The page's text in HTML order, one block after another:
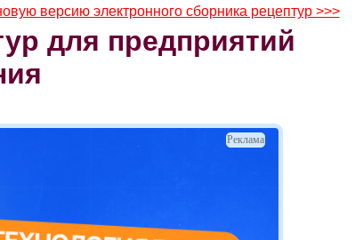
версию электронного сборника рецептур >>>
для предприятий
Реклама